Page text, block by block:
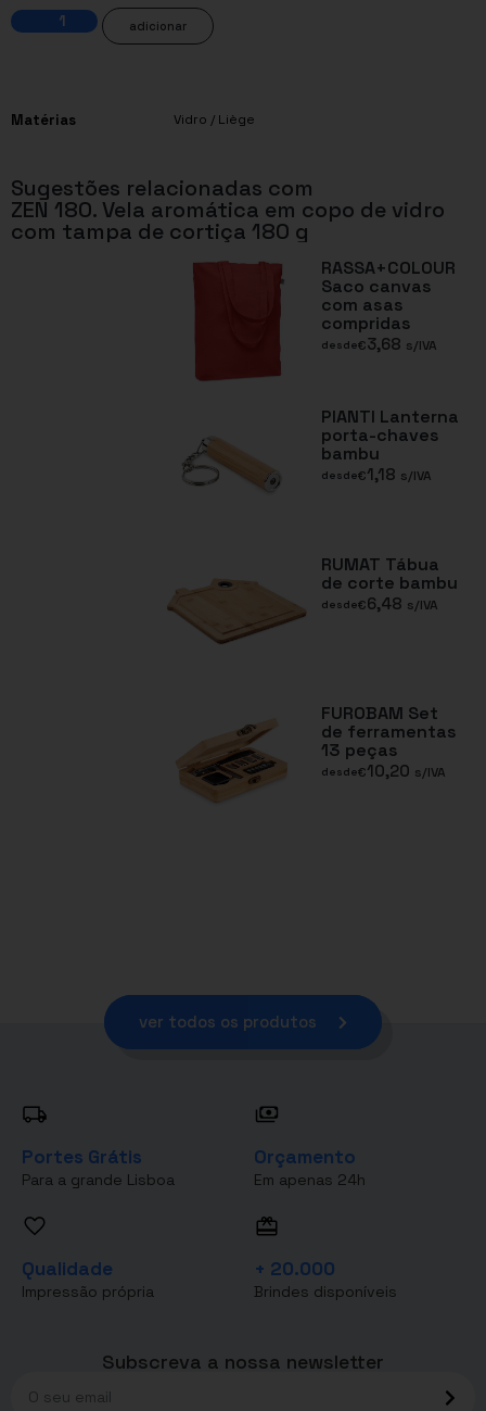
adicionar
Matérias Vidro / Liège
Sugestões relacionadas com
ZEN 180. Vela aromática em copo de vidro
com tampa de cortiça 180 g
RASSA+COLOUR
Saco canvas
com asas
compridas
desde€3,68 s/IVA
PIANTI Lanterna
porta-chaves
bambu
desde€1,18 s/IVA
RUMAT Tábua
de corte bambu
desde€6,48 s/IVA
FUROBAM Set
de ferramentas
13 peças
desde€10,20 s/IVA
ver todos os produtos
Portes Grátis
Para a grande Lisboa
Orçamento
Em apenas 24h
Qualidade
Impressão própria
+ 20.000
Brindes disponíveis
Subscreva a nossa newsletter